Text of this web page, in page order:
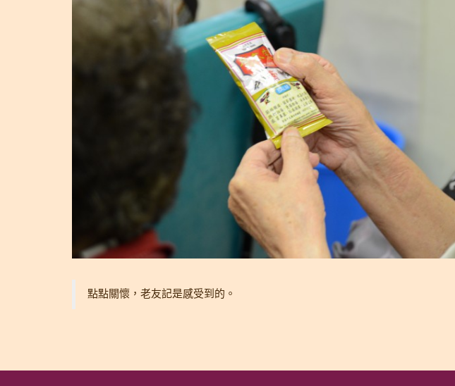
點點關懷，老友記是感受到的。